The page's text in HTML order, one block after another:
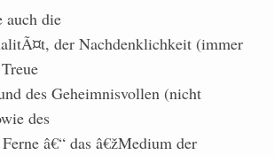
auch die
der Nachdenklichkeit (immer
des Geheimnisvollen (nicht
des
â€“ das â€žMedium der